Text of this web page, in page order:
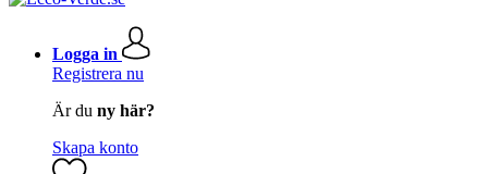
Logga in
Registrera nu
Är du ny här?
Skapa konto